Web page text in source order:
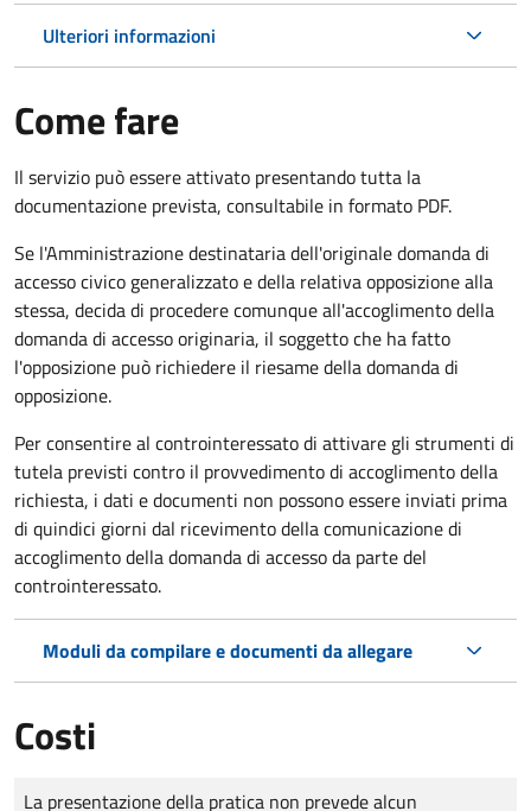
Ulteriori informazioni
Come fare
Il servizio può essere attivato presentando tutta la
documentazione prevista, consultabile in formato PDF.
Se l'Amministrazione destinataria dell'originale domanda di
accesso civico generalizzato e della relativa opposizione alla
stessa, decida di procedere comunque all'accoglimento della
domanda di accesso originaria, il soggetto che ha fatto
l'opposizione può richiedere il riesame della domanda di
opposizione.
Per consentire al controinteressato di attivare gli strumenti di
tutela previsti contro il provvedimento di accoglimento della
richiesta, i dati e documenti non possono essere inviati prima
di quindici giorni dal ricevimento della comunicazione di
accoglimento della domanda di accesso da parte del
controinteressato.
Moduli da compilare e documenti da allegare
Costi
Tipo di pagamento
Importo
La presentazione della pratica non prevede alcun